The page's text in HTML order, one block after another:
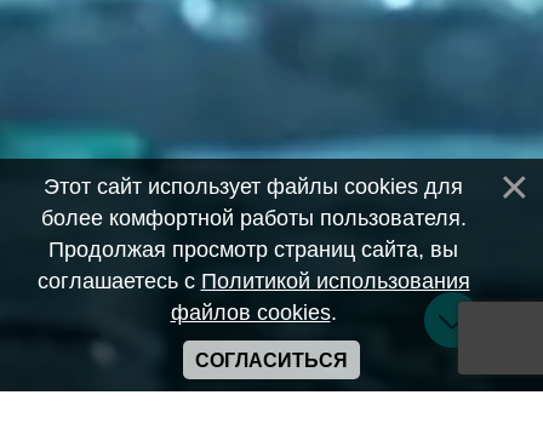
Этот сайт использует файлы cookies для
более комфортной работы пользователя.
Продолжая просмотр страниц сайта, вы
соглашаетесь с Политикой использования
файлов cookies.
СОГЛАСИТЬСЯ